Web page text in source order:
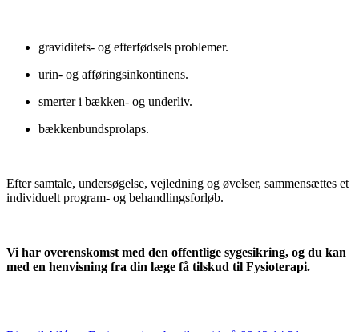
graviditets- og efterfødsels problemer.
urin- og afføringsinkontinens.
smerter i bækken- og underliv.
bækkenbundsprolaps.
Efter samtale, undersøgelse, vejledning og øvelser, sammensættes et
individuelt program- og behandlingsforløb.
Vi har overenskomst med den offentlige sygesikring, og du kan
med en henvisning fra din læge få tilskud til Fysioterapi.